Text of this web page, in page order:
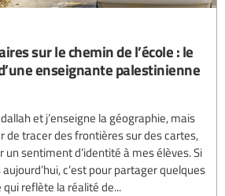
sur le chemin de l’école : le
enseignante palestinienne
et j’enseigne la géographie, mais
de tracer des frontières sur des cartes,
un sentiment d’identité à mes élèves. Si
c’est pour partager quelques
reflète la réalité de...